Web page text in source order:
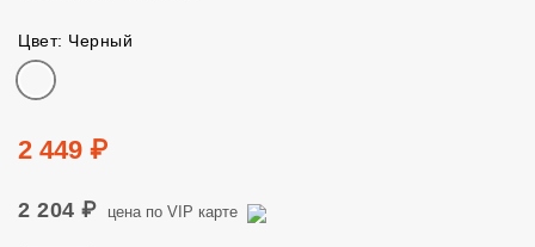
Цвет: Черный
Цвет
Цена
2 449 ₽
2 204 ₽ цена по VIP карте